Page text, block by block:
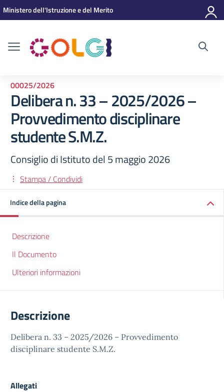
Vai ai contenuti
Vai al menu di navigazione
Vai al footer
Ministero dell'Istruzione e del Merito
00025/2026
Delibera n. 33 – 2025/2026 –
Provvedimento disciplinare
studente S.M.Z.
Consiglio di Istituto del 5 maggio 2026
Stampa / Condividi
Indice della pagina
Descrizione
Il Documento
Ulteriori informazioni
Descrizione
Delibera n. 33 – 2025/2026 – Provvedimento
disciplinare studente S.M.Z.
Allegati